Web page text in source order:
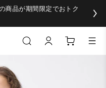
商品が期間限定でおトク